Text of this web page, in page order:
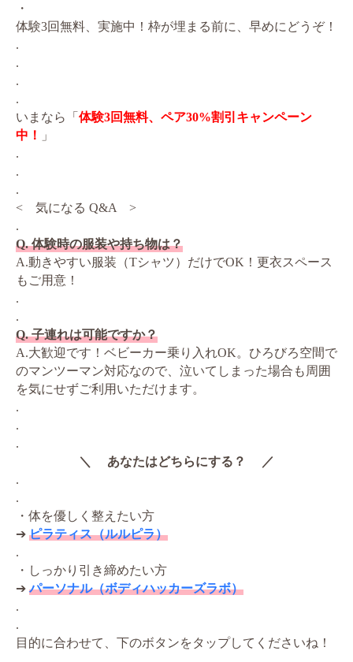
・
体験3回無料、実施中！枠が埋まる前に、早めにどうぞ！
.
.
.
.
いまなら「 体験3回無料、ペア30%割引キャンペーン
中！
」
.
.
.
< 気になる Q&A >
.
Q. 体験時の服装や持ち物は？
A.動きやすい服装（Tシャツ）だけでOK！更衣スペース
もご用意！
.
.
Q. 子連れは可能ですか？
A.大歓迎です！ベビーカー乗り入れOK。ひろびろ空間で
のマンツーマン対応なので、泣いてしまった場合も周囲
を気にせずご利用いただけます。
.
.
.
＼ あなたはどちらにする？ ／
.
.
・体を優しく整えたい方
➔ ピラティス（ルルピラ）
.
・しっかり引き締めたい方
➔パーソナル（ボディハッカーズラボ）
.
.
目的に合わせて、下のボタンをタップしてくださいね！